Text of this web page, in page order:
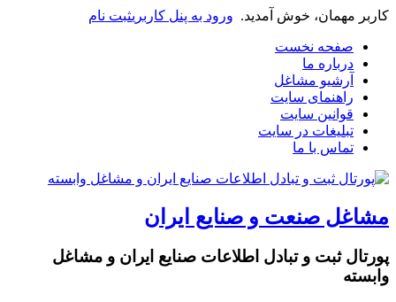
کاربر مهمان، خوش آمدید. ورود به پنل کاربریثبت نام
صفحه نخست
درباره ما
آرشیو مشاغل
راهنمای سایت
قوانین سایت
تبلیغات در سایت
تماس با ما
مشاغل صنعت و صنایع ایران
پورتال ثبت و تبادل اطلاعات صنایع ایران و مشاغل
وابسته